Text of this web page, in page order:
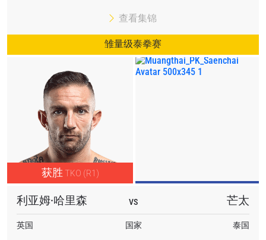
查看集锦
雏量级泰拳赛
获胜 TKO (R1)
利亚姆·哈里森 VS 芒太
英国 国家 泰国